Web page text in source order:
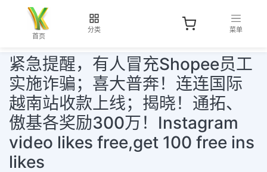
首页
分类 菜单
紧急提醒，有人冒充Shopee员工
实施诈骗；喜大普奔！连连国际
越南站收款上线；揭晓！通拓、
傲基各奖励300万！Instagram
video likes free,get 100 free ins
likes